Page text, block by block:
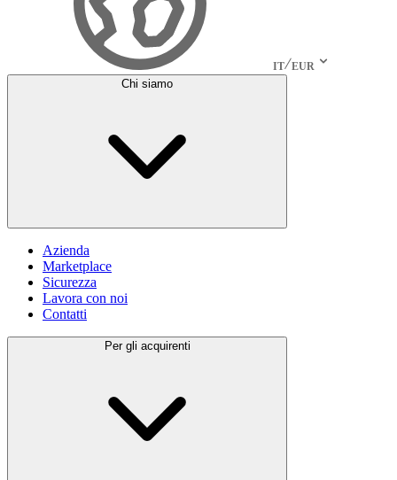
IT EUR
Chi siamo
Azienda
Marketplace
Sicurezza
Lavora con noi
Contatti
Per gli acquirenti